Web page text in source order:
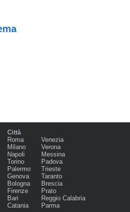
Città
Roma
Milano
Napoli
Torino
Palermo
Genova
Bologna
Firenze
Bari
Catania
Venezia
Verona
Messina
Padova
Trieste
Taranto
Brescia
Prato
Reggio Calabria
Parma